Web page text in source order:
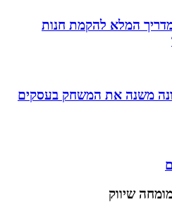
המלא להקמת חנות
משנה את המשחק בעסקים
שיווק